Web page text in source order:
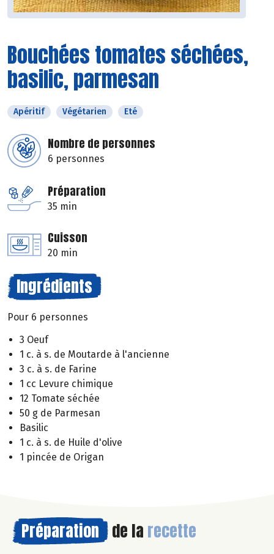
Bouchées tomates séchées,
basilic, parmesan
Apéritif Végétarien Eté
Nombre de personnes
6 personnes
Préparation
35 min
Cuisson
20 min
Ingrédients
Pour 6 personnes
3 Oeuf
1 c. à s. de Moutarde à l'ancienne
3 c. à s. de Farine
1 cc Levure chimique
12 Tomate séchée
50 g de Parmesan
Basilic
1 c. à s. de Huile d'olive
1 pincée de Origan
Préparation de la recette